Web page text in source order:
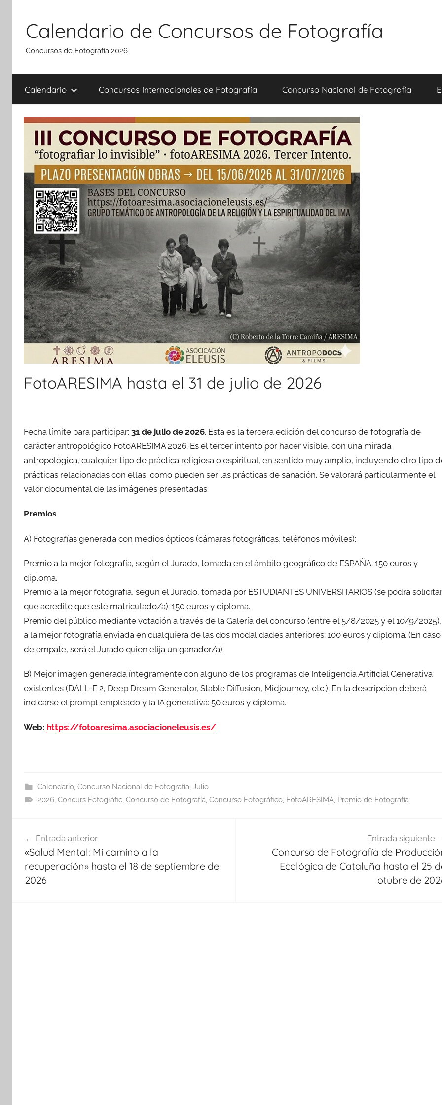
contenido
Calendario de Concursos de Fotografía
Concursos de Fotografía 2026
Calendario Concursos Internacionales de Fotografía Concurso Nacional de Fotografía
FotoARESIMA hasta el 31 de julio de 2026
Fecha límite para participar: 31 de julio de 2026. Esta es la tercera edición del concurso de fotografía de
carácter antropológico FotoARESIMA 2026. Es el tercer intento por hacer visible, con una mirada
antropológica, cualquier tipo de práctica religiosa o espiritual, en sentido muy amplio, incluyendo otro tipo
prácticas relacionadas con ellas, como pueden ser las prácticas de sanación. Se valorará particularmente el
valor documental de las imágenes presentadas.
Premios
A) Fotografías generada con medios ópticos (cámaras fotográficas, teléfonos móviles):
Premio a la mejor fotografía, según el Jurado, tomada en el ámbito geográfico de ESPAÑA: 150 euros y
diploma.
Premio a la mejor fotografía, según el Jurado, tomada por ESTUDIANTES UNIVERSITARIOS (se podrá solicitar
que acredite que esté matriculado/a): 150 euros y diploma.
Premio del público mediante votación a través de la Galería del concurso (entre el 5/8/2025 y el 10/9/2025),
a la mejor fotografía enviada en cualquiera de las dos modalidades anteriores: 100 euros y diploma. (En caso
de empate, será el Jurado quien elija un ganador/a).
B) Mejor imagen generada íntegramente con alguno de los programas de Inteligencia Artificial Generativa
existentes (DALL-E 2, Deep Dream Generator, Stable Diffusion, Midjourney, etc.). En la descripción deberá
indicarse el prompt empleado y la IA generativa: 50 euros y diploma.
Web: https://fotoaresima.asociacioneleusis.es/
Calendario, Concurso Nacional de Fotografía Julio
2026, Concurs Fotogràfic, Concurso de Fotografía Concurso Fotográfico, FotoARESIMA, Premio de Fotografía
de
entradas
Entrada anterior
«Salud Mental: Mi camino a la
recuperación» hasta el 18 de septiembre de
2026
Entrada siguiente
Concurso de Fotografía de
Ecológica de Cataluña hasta el 25
otubre de